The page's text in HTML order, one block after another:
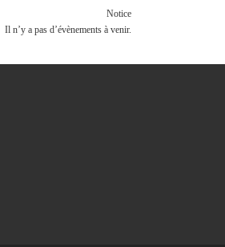
Notice
Il n’y a pas d’évènements à venir.